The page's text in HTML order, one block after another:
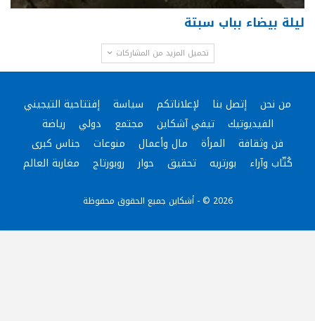
ليلة بيضاء بباب سبتة
تحميل المزيد من المشاركات
من نحن إتصل بنا لإعلاناتكم سياسة
إفتتاحية التيجيني
الفيديوتيك
تيفي آشكاين مجتمع دولي
رياضة
فن وثقافة
المرأة مال وأعمال منوعات
جناس كبرى
كُتّاب وآراء
بورتريه تحقيق حوار روبورتاج مغاربة العالم
2026 © - أشكاين جميع الحقوق محفوظة